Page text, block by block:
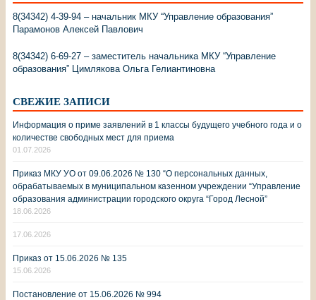
8(34342) 4-39-94 – начальник МКУ “Управление образования”
Парамонов Алексей Павлович
8(34342) 6-69-27 – заместитель начальника МКУ “Управление
образования” Цимлякова Ольга Гелиантиновна
СВЕЖИЕ ЗАПИСИ
Информация о приме заявлений в 1 классы будущего учебного года и о
количестве свободных мест для приема
01.07.2026
Приказ МКУ УО от 09.06.2026 № 130 “О персональных данных,
обрабатываемых в муниципальном казенном учреждении “Управление
образования администрации городского округа “Город Лесной”
18.06.2026
17.06.2026
Приказ от 15.06.2026 № 135
15.06.2026
Постановление от 15.06.2026 № 994